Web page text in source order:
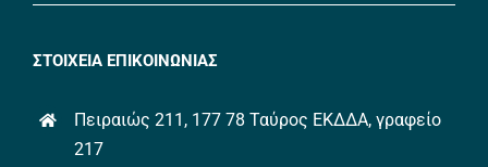
ΕΠΙΚΟΙΝΩΝΙΑ
Πειραιώς 211, 177 78 Ταύρος ΕΚΔΔΑ, γραφείο